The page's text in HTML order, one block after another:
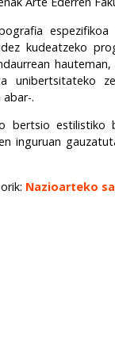
kudeatzeko
unibertsitateko
abar-.
bertsio
inguruan
Nazioarteko